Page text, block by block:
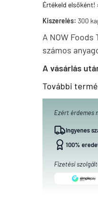
Értékeld elsőként!
Kiszerelés: 300
A NOW
számos
A vásárlás
További
Ezért érdemes
Ingyenes
100%
Fizetési